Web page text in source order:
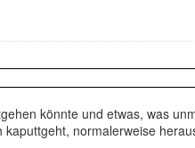
könnte und etwas, was
normalerweise